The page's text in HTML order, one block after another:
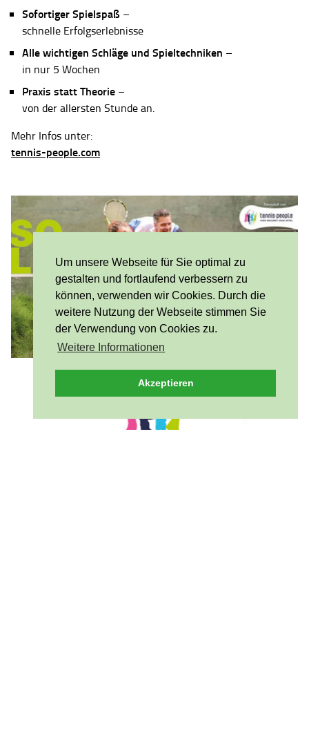
Um unsere Webseite für Sie optimal zu
gestalten und fortlaufend verbessern zu
können, verwenden wir Cookies. Durch die
weitere Nutzung der Webseite stimmen Sie
der Verwendung von Cookies zu.
Weitere Informationen
Akzeptieren
Sofortiger Spielspaß –
schnelle Erfolgserlebnisse
Alle wichtigen Schläge und Spieltechniken –
in nur 5 Wochen
Praxis statt Theorie –
von der allersten Stunde an.
Mehr Infos unter:
tennis-people.com